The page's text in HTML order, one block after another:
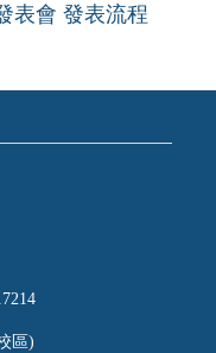
表會 發表流程
區)